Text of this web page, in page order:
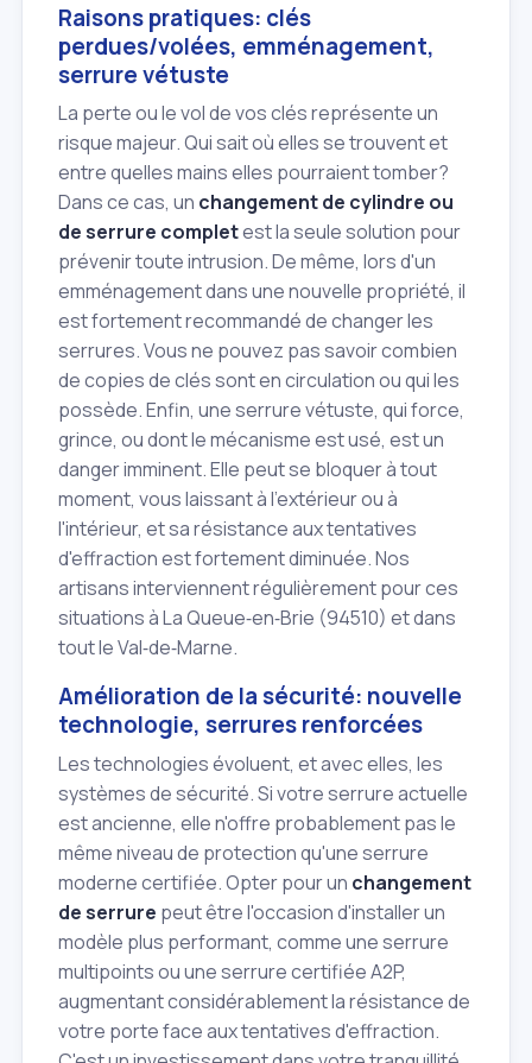
Raisons pratiques: clés
perdues/volées, emménagement,
serrure vétuste
La perte ou le vol de vos clés représente un
risque majeur. Qui sait où elles se trouvent et
entre quelles mains elles pourraient tomber?
Dans ce cas, un changement de cylindre ou
de serrure completest la seule solution pour
prévenir toute intrusion. De même, lors d'un
emménagement dans une nouvelle propriété, il
est fortement recommandé de changer les
serrures. Vous ne pouvez pas savoir combien
de copies de clés sont en circulation ou qui les
possède. Enfin, une serrure vétuste, qui force,
grince, ou dont le mécanisme est usé, est un
danger imminent. Elle peut se bloquer à tout
moment, vous laissant à l'extérieur ou à
l'intérieur, et sa résistance aux tentatives
d'effraction est fortement diminuée. Nos
artisans interviennent régulièrement pour ces
situations à La Queue‑en‑Brie (94510) et dans
tout le Val‑de‑Marne.
Amélioration de la sécurité: nouvelle
technologie, serrures renforcées
Les technologies évoluent, et avec elles, les
systèmes de sécurité. Si votre serrure actuelle
est ancienne, elle n'offre probablement pas le
même niveau de protection qu'une serrure
moderne certifiée. Opter pour un changement
de serrure peut être l'occasion d'installer un
modèle plus performant, comme une serrure
multipoints ou une serrure certifiée A2P,
augmentant considérablement la résistance de
votre porte face aux tentatives d'effraction.